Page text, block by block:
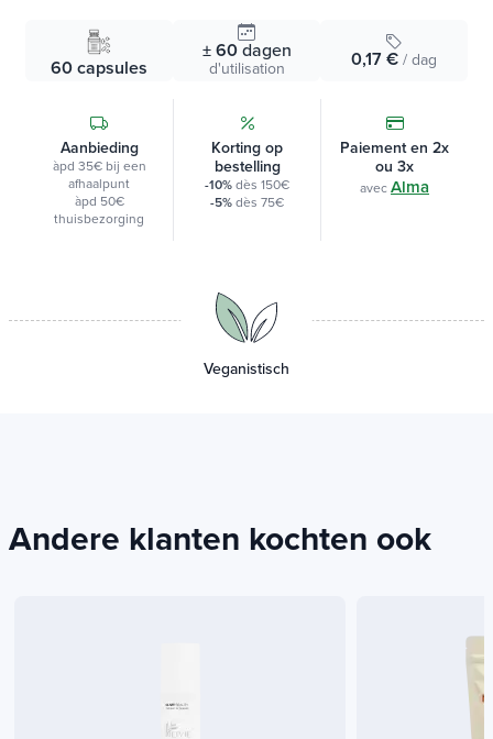
60 capsules
± 60dagen
d'utilisation 0,17 € / dag
Aanbieding
àpd 35€ bij een
afhaalpunt
àpd 50€
thuisbezorging
Korting op
bestelling
-10%dès 150€
-5%dès 75€
Paiement en 2x
ou 3x
avec Alma
Veganistisch
Andere klanten kochten ook